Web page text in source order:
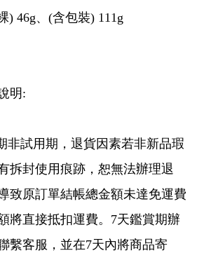
) 46g、(含包裝) 111g
明:
非試用期，退貨因素若非新品瑕
拆封使用痕跡，恕無法辦理退
致原訂單結帳總金額未達免運費
將直接抵扣運費。7天鑑賞期辦
繫客服，並在7天內將商品寄